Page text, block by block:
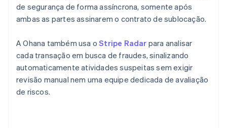
de segurança de forma assíncrona, somente após
ambas as partes assinarem o contrato de sublocação.
A Ohana também usa oStripe Radar para analisar
cada transação em busca de fraudes, sinalizando
automaticamente atividades suspeitas sem exigir
revisão manual nem uma equipe dedicada de avaliação
de riscos.